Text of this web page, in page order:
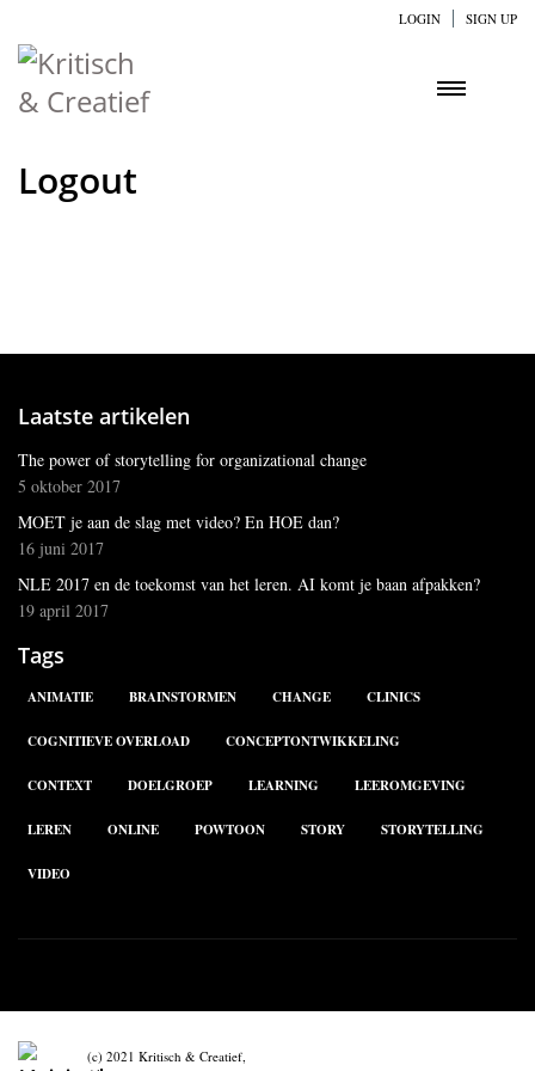
LOGIN SIGN UP
Logout
Laatste artikelen
The power of storytelling for organizational change
5 oktober 2017
MOET je aan de slag met video? En HOE dan?
16 juni 2017
NLE 2017 en de toekomst van het leren. AI komt je baan afpakken?
19 april 2017
Tags
ANIMATIE BRAINSTORMEN CHANGE CLINICS
COGNITIEVE OVERLOAD CONCEPTONTWIKKELING
CONTEXT DOELGROEP LEARNING LEEROMGEVING
LEREN ONLINE POWTOON STORY STORYTELLING
VIDEO
(c) 2021 Kritisch & Creatief,